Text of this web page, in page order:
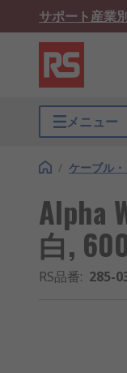
サポート産業
メニュー
/ ケーブル
Alpha
白,
RS品番: 285-